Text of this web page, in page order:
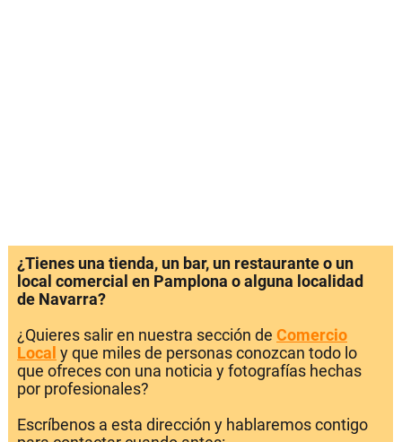
¿Tienes una tienda, un bar, un restaurante o un
local comercial en Pamplona o alguna localidad
de Navarra?
¿Quieres salir en nuestra sección de Comercio
Local y que miles de personas conozcan todo lo
que ofreces con una noticia y fotografías hechas
por profesionales?
Escríbenos a esta dirección y hablaremos contigo